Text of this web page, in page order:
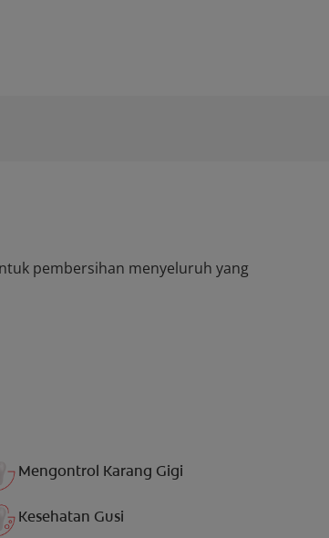
pembersihan menyeluruh yang
Mengontrol Karang Gigi
Kesehatan Gusi